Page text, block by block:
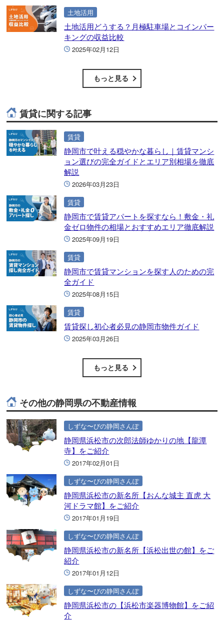
土地活用
土地活用どうする？月極駐車場とコインパー
キングの収益比較
2025年02月12日
もっと見る
賃貸に関する記事
賃貸
静岡市で叶える穏やかな暮らし｜賃貸マンシ
ョン選びの完全ガイドとエリア別相場を徹底
解説
2026年03月23日
賃貸
静岡市で賃貸アパートを探すなら！敷金・礼
金ゼロ物件の相場とおすすめエリア徹底解説
2025年09月19日
賃貸
静岡市で賃貸マンションを探す人のための完
全ガイド
2025年08月15日
賃貸
賃貸探し初心者必見の静岡市物件ガイド
2025年03月26日
もっと見る
その他の静岡県の不動産情報
しずな〜びの静岡さんぽ
静岡県浜松市の次郎法師ゆかりの地【龍潭
寺】をご紹介
2017年02月01日
しずな〜びの静岡さんぽ
静岡県浜松市の新名所【おんな城主 直虎 大
河ドラマ館】をご紹介
2017年01月19日
しずな〜びの静岡さんぽ
静岡県浜松市の新名所【浜松出世の館】をご
紹介
2017年01月12日
しずな〜びの静岡さんぽ
静岡県浜松市の【浜松市楽器博物館】をご紹
介